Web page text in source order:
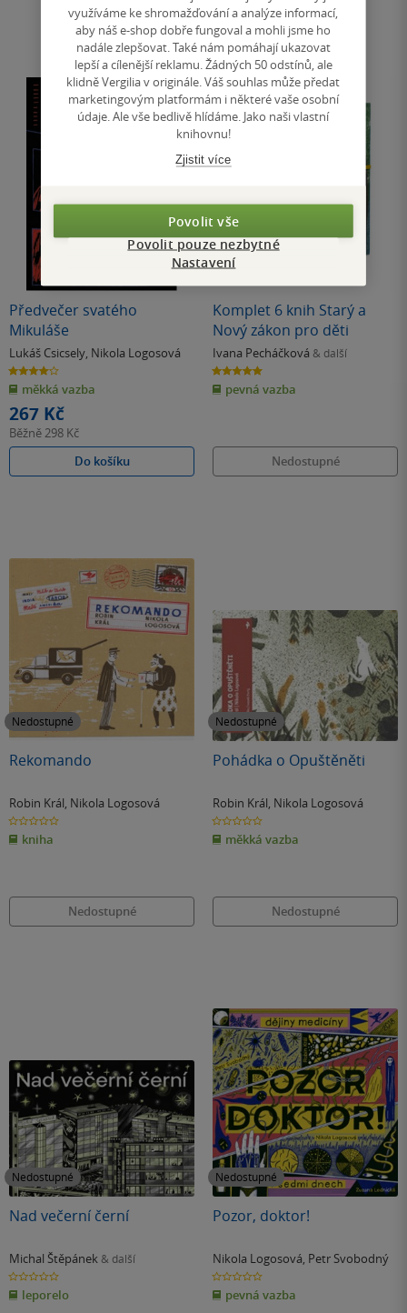
Předvečer svatého
Mikuláše
Lukáš Csicsely, Nikola Logosová
4.0
z
5
hvězdiček
měkká vazba
267 Kč
Běžně298 Kč
Do košíku
Nedostupné
Komplet 6 knih Starý a
Nový zákon pro děti
Ivana Pecháčková & další
5.0
z
5
hvězdiček
pevná vazba
Nedostupné
Nedostupné
Rekomando
Robin Král, Nikola Logosová
0.0
z
5
hvězdiček
kniha
Nedostupné
Nedostupné
Pohádka o Opuštěněti
Robin Král, Nikola Logosová
0.0
z
5
hvězdiček
měkká vazba
Nedostupné
Nedostupné
Nad večerní černí
Michal Štěpánek & další
0.0
z
5
hvězdiček
leporelo
Nedostupné
Pozor, doktor!
Nikola Logosová, Petr Svobodný
0.0
z
5
hvězdiček
pevná vazba
využíváme ke shromažďování a analýze informací,
aby náš e-shop dobře fungoval a mohli jsme ho
nadále zlepšovat. Také nám pomáhají ukazovat
lepší a cílenější reklamu. Žádných 50 odstínů, ale
klidně Vergilia v originále. Váš souhlas může předat
marketingovým platformám i některé vaše osobní
údaje. Ale vše bedlivě hlídáme. Jako naši vlastní
knihovnu!
Zjistit více
Povolit vše
Povolit pouze nezbytné
Nastavení